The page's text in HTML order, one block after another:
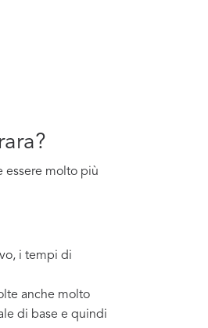
essere molto più
i tempi di
anche molto
di base e quindi